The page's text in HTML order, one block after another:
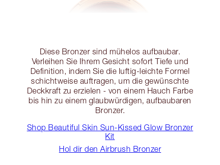
Diese Bronzer sind mühelos aufbaubar.
Verleihen Sie Ihrem Gesicht sofort Tiefe und
Definition, indem Sie die luftig-leichte Formel
schichtweise auftragen, um die gewünschte
Deckkraft zu erzielen - von einem Hauch Farbe
bis hin zu einem glaubwürdigen, aufbaubaren
Bronzer.
Shop Beautiful Skin Sun-Kissed Glow Bronzer
Kit
Hol dir den Airbrush Bronzer